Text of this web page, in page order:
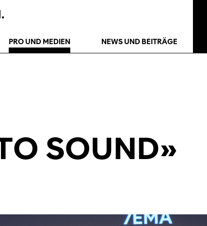
PRO UND MEDIEN NEWS UND BEITRÄGE
SOUND»